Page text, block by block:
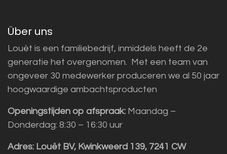
Über uns
Louët is een familiebedrijf, inmiddels heeft de 2e
generatie het overgenomen. Met een team van
ongeveer 30 medewerker produceren we al 50 jaar
hoogwaardige ambachtsproducten
Openingstijden op afspraak: Maandag –
Donderdag: 8:30 – 16:30 uur
Adres: Louët BV, Kwinkweerd 139, 7241 CW